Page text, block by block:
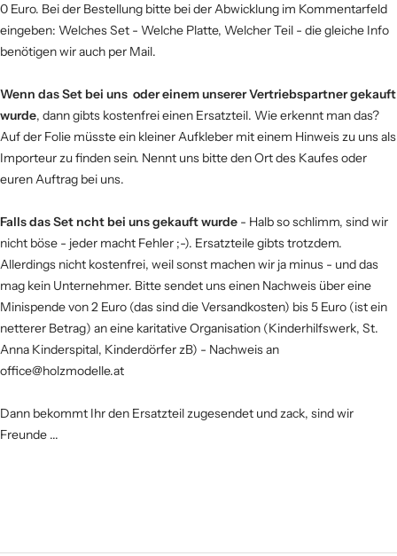
0 Euro. Bei der Bestellung bitte bei der Abwicklung im Kommentarfeld
eingeben: Welches Set - Welche Platte, Welcher Teil - die gleiche Info
benötigen wir auch per Mail.
Wenn das Set bei uns oder einem unserer Vertriebspartner gekauft
wurde, dann gibts kostenfrei einen Ersatzteil. Wie erkennt man das?
Auf der Folie müsste ein kleiner Aufkleber mit einem Hinweis zu uns als
Importeur zu finden sein. Nennt uns bitte den Ort des Kaufes oder
euren Auftrag bei uns.
Falls das Set ncht bei uns gekauft wurde - Halb so schlimm, sind wir
nicht böse - jeder macht Fehler ;-). Ersatzteile gibts trotzdem.
Allerdings nicht kostenfrei, weil sonst machen wir ja minus - und das
mag kein Unternehmer. Bitte sendet uns einen Nachweis über eine
Minispende von 2 Euro (das sind die Versandkosten) bis 5 Euro (ist ein
netterer Betrag) an eine karitative Organisation (Kinderhilfswerk, St.
Anna Kinderspital, Kinderdörfer zB) - Nachweis an
office@holzmodelle.at
Dann bekommt Ihr den Ersatzteil zugesendet und zack, sind wir
Freunde ...